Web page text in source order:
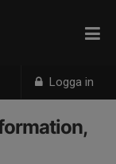
Logga in